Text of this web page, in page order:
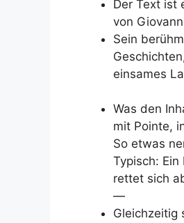
Der Text ist
von
Sein
einsames
Was den
mit Pointe,
So etwas
Typisch:
rettet sich
—
Gleichzeitig